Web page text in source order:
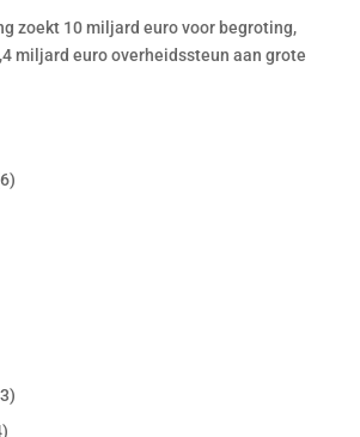
zoekt 10 miljard euro voor begroting,
miljard euro overheidssteun aan grote